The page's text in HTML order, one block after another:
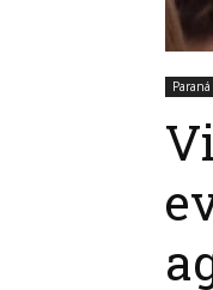
Paraná